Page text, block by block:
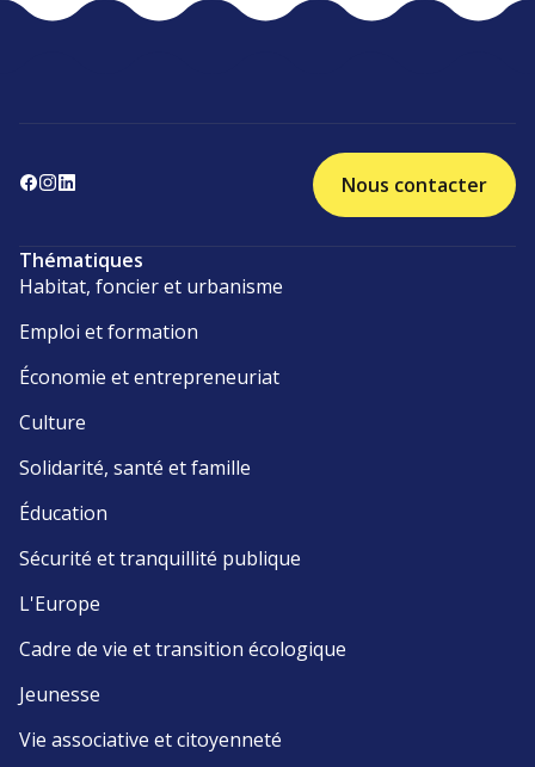
Nous contacter
Thématiques
Habitat, foncier et urbanisme
Emploi et formation
Économie et entrepreneuriat
Culture
Solidarité, santé et famille
Éducation
Sécurité et tranquillité publique
L'Europe
Cadre de vie et transition écologique
Jeunesse
Vie associative et citoyenneté